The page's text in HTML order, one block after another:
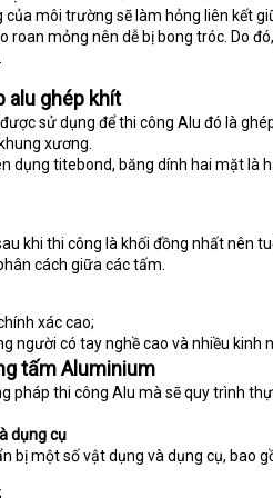
của môi trường sẽ làm hỏng liên kết
roan mỏng nên dễ bị bong tróc. Do
alu ghép khít
sử dụng để thi công Alu đó là
xương.
dụng titebond, băng dính hai mặt là
khi thi công là khối đồng nhất nên
cách giữa các tấm.
xác cao;
người có tay nghề cao và nhiều kinh
tấm Aluminium
pháp thi công Alu mà sẽ quy trình
dụng cụ
bị một số vật dụng và dụng cụ, bao